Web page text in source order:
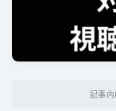
トレーニング
パンチ
ディフェンス
記事